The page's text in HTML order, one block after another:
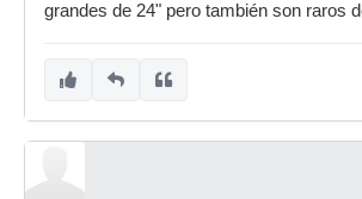
grandes de 24" pero también son raros